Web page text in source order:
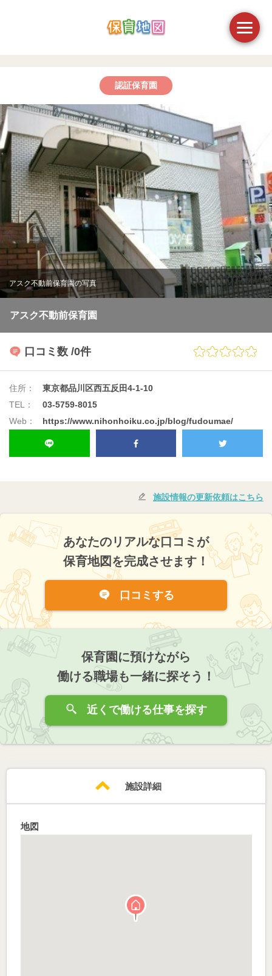
認証保育園
アスク不動前保育園の写真
アスク不動前保育園
口コミ数 /0件
住所：
東京都品川区西五反田4-1-10
TEL：
03-5759-8015
Web：
https://www.nihonhoiku.co.jp/blog/fudoumae/
施設情報の更新依頼はこちら
あなたのリアルな口コミが
保育地図を完成させます！
口コミする
保育園に預けながら
働ける職場も一緒に探そう！
近くで働ける仕事を探す
施設詳細
地図